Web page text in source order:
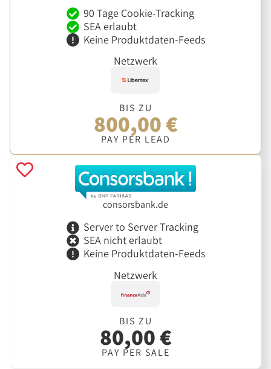
90 Tage Cookie-Tracking
SEA erlaubt
Keine Produktdaten-Feeds
Netzwerk
BIS ZU
800,00 €
PAY PER LEAD
consorsbank.de
Server to Server Tracking
SEA nicht erlaubt
Keine Produktdaten-Feeds
Netzwerk
BIS ZU
80,00 €
PAY PER SALE